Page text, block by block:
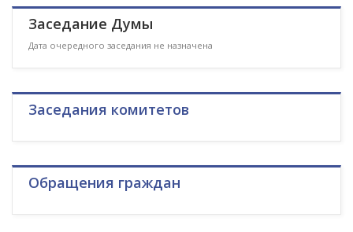
Заседание Думы
Дата очередного заседания не назначена
Заседания комитетов
Обращения граждан